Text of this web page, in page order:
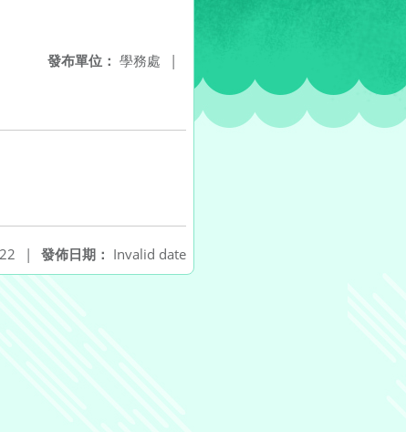
發布單位： 學務處 |
發佈日期： Invalid date
|